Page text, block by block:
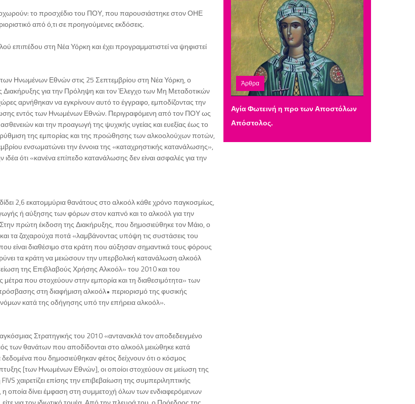
το προσχέδιο του ΠΟΥ, που παρουσιάστηκε στον ΟΗΕ
από ό,τι σε προηγούμενες εκδόσεις.
επιπέδου στη Νέα Υόρκη και έχει προγραμματιστεί να ψηφιστεί
Ηνωμένων Εθνών στις 25 Σεπτεμβρίου στη Νέα Υόρκη, ο
για την Πρόληψη και τον Έλεγχο των Μη Μεταδοτικών
αρνήθηκαν να εγκρίνουν αυτό το έγγραφο, εμποδίζοντας την
εντός των Ηνωμένων Εθνών. Περιγραφόμενη από τον ΠΟΥ ως
και την προαγωγή της ψυχικής υγείας και ευεξίας έως το
της εμπορίας και της προώθησης των αλκοολούχων ποτών,
ενσωματώνει την έννοια της «καταχρηστικής κατανάλωσης»,
ότι «κανένα επίπεδο κατανάλωσης δεν είναι ασφαλές για την
2,6 εκατομμύρια θανάτους στο αλκοόλ κάθε χρόνο παγκοσμίως,
ή αύξησης των φόρων στον καπνό και το αλκοόλ για την
πρώτη έκδοση της Διακήρυξης, που δημοσιεύθηκε τον Μάιο, ο
τα ζαχαρούχα ποτά «λαμβάνοντας υπόψη τις συστάσεις του
είναι διαθέσιμο στα κράτη που αύξησαν σημαντικά τους φόρους
τα κράτη να μειώσουν την υπερβολική κατανάλωση αλκοόλ
της Επιβλαβούς Χρήσης Αλκοόλ» του 2010 και του
που στοχεύουν στην εμπορία και τη διαθεσιμότητα» των
στη διαφήμιση αλκοόλ• περιορισμό της φυσικής
νόμων κατά της οδήγησης υπό την επήρεια αλκοόλ».
Στρατηγικής του 2010 «αντανακλά τον αποδεδειγμένο
των θανάτων που αποδίδονται στο αλκοόλ μειώθηκε κατά
που δημοσιεύθηκαν φέτος δείχνουν ότι ο κόσμος
[των Ηνωμένων Εθνών], οι οποίοι στοχεύουν σε μείωση της
χαιρετίζει επίσης την επιβεβαίωση της συμπεριληπτικής
δίνει έμφαση στη συμμετοχή όλων των ενδιαφερόμενων
Άρθρα
Πέμπτη 26 Φεβρουαρίου 2026 19:10
Αγία Φωτεινή η προ των Αποστόλων
Απόστολος.